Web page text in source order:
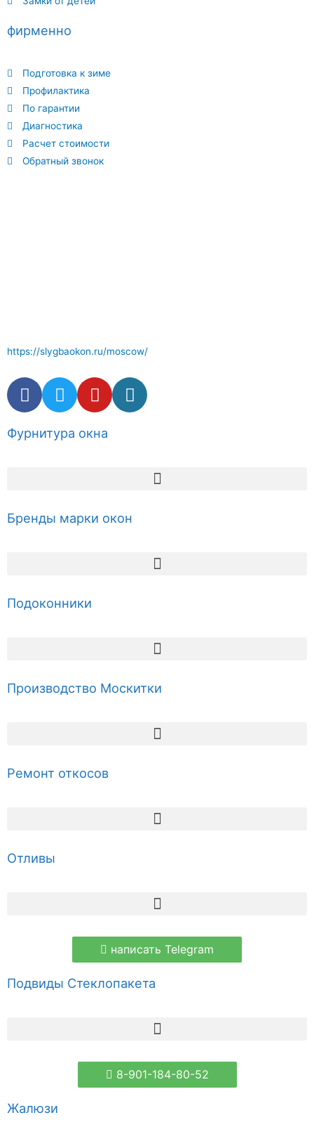
https://slygbaokon.ru/moscow/
фирменно
Подготовка к зиме
Профилактика
По гарантии
Диагностика
Расчет стоимости
Обратный звонок
Фурнитура окна
Бренды марки окон
Подоконники
Производство Москитки
Ремонт откосов
Отливы
написать Telegram
Подвиды Стеклопакета
8-901-184-80-52
Жалюзи